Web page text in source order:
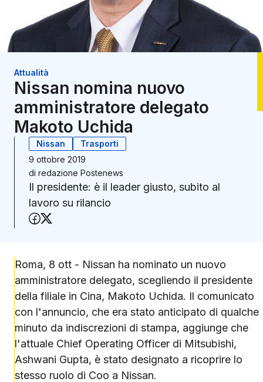
Attualità
Nissan nomina nuovo
amministratore delegato
Makoto Uchida
Nissan
Trasporti
9 ottobre 2019
di redazione Postenews
Il presidente: è il leader giusto, subito al
lavoro su rilancio
Condividi su Facebook
Roma, 8 ott - Nissan ha nominato un nuovo
amministratore delegato, scegliendo il presidente
della filiale in Cina, Makoto Uchida. Il comunicato
con l'annuncio, che era stato anticipato di qualche
minuto da indiscrezioni di stampa, aggiunge che
l'attuale Chief Operating Officer di Mitsubishi,
Ashwani Gupta, è stato designato a ricoprire lo
stesso ruolo di Coo a Nissan.